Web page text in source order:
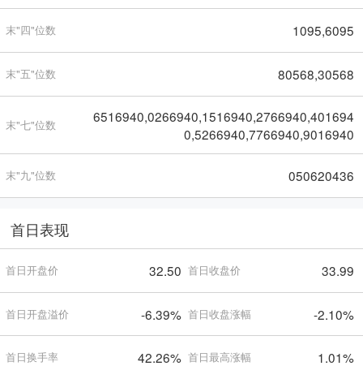
末"四"位数 1095,6095
末"五"位数 80568,30568
末"七"位数
6516940,0266940,1516940,2766940,401694
0,5266940,7766940,9016940
末"九"位数 050620436
首日表现
首日开盘价 32.50 首日收盘价 33.99
首日开盘溢价 -6.39% 首日收盘涨幅 -2.10%
首日换手率 42.26% 首日最高涨幅 1.01%